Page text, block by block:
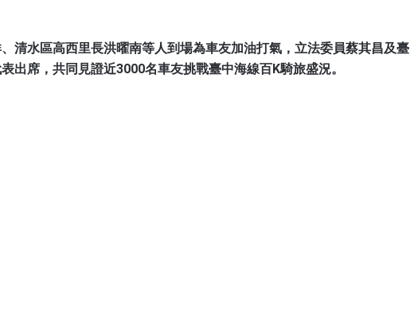
清水區高西里長洪曜南等人到場為車友加油打氣，立法委員蔡其昌及臺
出席，共同見證近3000名車友挑戰臺中海線百K騎旅盛況。